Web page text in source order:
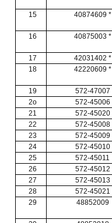
15
40874609 *
16
40875003 *
17
42031402 *
18
42220609 *
19
572-47007
2о
572-45006
21
572-45020
22
572-45008
23
572-45009
24
572-45010
25
572-45011
26
572-45012
27
572-45013
28
572-45021
29
48852009